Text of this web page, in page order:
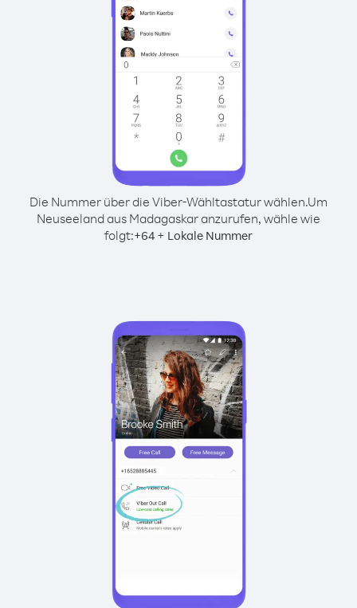
Die Nummer über die Viber-Wähltastatur wählen.Um
Neuseeland aus Madagaskar anzurufen, wähle wie
folgt:+64 + Lokale Nummer